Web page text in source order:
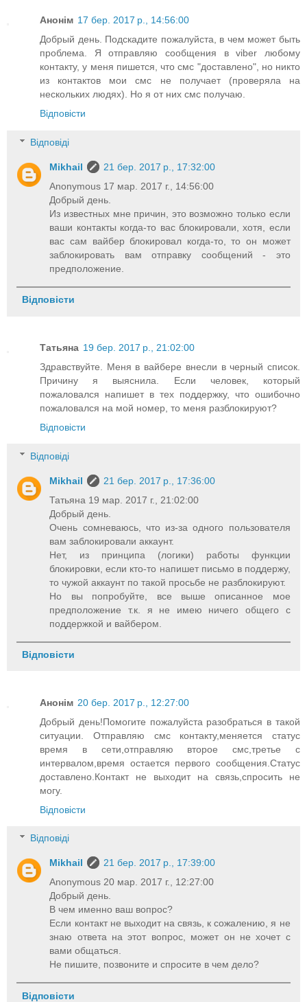
Анонім 17 бер. 2017 р., 14:56:00
Добрый день. Подскадите пожалуйста, в чем может быть
проблема. Я отправляю сообщения в viber любому
контакту, у меня пишется, что смс "доставлено", но никто
из контактов мои смс не получает (проверяла на
нескольких людях). Но я от них смс получаю.
Відповісти
Відповіді
Mikhail
21 бер. 2017 р., 17:32:00
Anonymous 17 мар. 2017 г., 14:56:00
Добрый день.
Из известных мне причин, это возможно только если
ваши контакты когда-то вас блокировали, хотя, если
вас сам вайбер блокировал когда-то, то он может
заблокировать вам отправку сообщений - это
предположение.
Відповісти
Татьяна 19 бер. 2017 р., 21:02:00
Здравствуйте. Меня в вайбере внесли в черный список.
Причину я выяснила. Если человек, который
пожаловался напишет в тех поддержку, что ошибочно
пожаловался на мой номер, то меня разблокируют?
Відповісти
Відповіді
Mikhail
21 бер. 2017 р., 17:36:00
Татьяна 19 мар. 2017 г., 21:02:00
Добрый день.
Очень сомневаюсь, что из-за одного пользователя
вам заблокировали аккаунт.
Нет, из принципа (логики) работы функции
блокировки, если кто-то напишет письмо в поддержу,
то чужой аккаунт по такой просьбе не разблокируют.
Но вы попробуйте, все выше описанное мое
предположение т.к. я не имею ничего общего с
поддержкой и вайбером.
Відповісти
Анонім 20 бер. 2017 р., 12:27:00
Добрый день!Помогите пожалуйста разобраться в такой
ситуации. Отправляю смс контакту,меняется статус
время в сети,отправляю второе смс,третье с
интервалом,время остается первого сообщения.Статус
доставлено.Контакт не выходит на связь,спросить не
могу.
Відповісти
Відповіді
Mikhail
21 бер. 2017 р., 17:39:00
Anonymous 20 мар. 2017 г., 12:27:00
Добрый день.
В чем именно ваш вопрос?
Если контакт не выходит на связь, к сожалению, я не
знаю ответа на этот вопрос, может он не хочет с
вами общаться.
Не пишите, позвоните и спросите в чем дело?
Відповісти